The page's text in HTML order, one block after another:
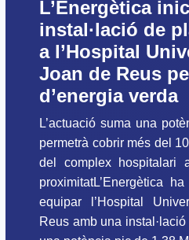
L’Energètica
instal·lació de
a l’Hospital
Joan de Reus
d’energia verda
L’actuació suma una
permetrà cobrir més del
del complex hospitalari
proximitatL’Energètica
equipar l’Hospital
Reus amb una